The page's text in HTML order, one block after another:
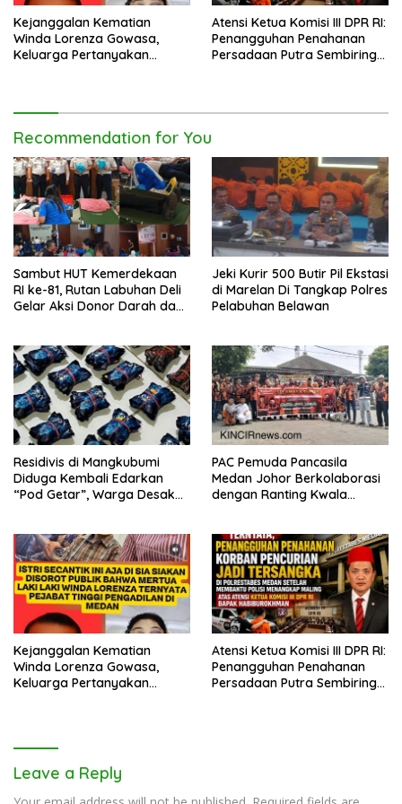
Kejanggalan Kematian
Winda Lorenza Gowasa,
Keluarga Pertanyakan
Atensi Ketua Komisi III DPR RI:
Penangguhan Penahanan
Persadaan Putra Sembiring
Recommendation for You
Sambut HUT Kemerdekaan
RI ke-81, Rutan Labuhan Deli
Gelar Aksi Donor Darah dan
Jeki Kurir 500 Butir Pil Ekstasi
di Marelan Di Tangkap Polres
Pelabuhan Belawan
Residivis di Mangkubumi
Diduga Kembali Edarkan
“Pod Getar”, Warga Desak
PAC Pemuda Pancasila
Medan Johor Berkolaborasi
dengan Ranting Kwala
Jemaah dan Pengguna Jalan
Kejanggalan Kematian
Winda Lorenza Gowasa,
Keluarga Pertanyakan
Atensi Ketua Komisi III DPR RI:
Penangguhan Penahanan
Persadaan Putra Sembiring
Leave a Reply